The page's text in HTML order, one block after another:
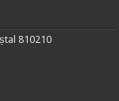
810210